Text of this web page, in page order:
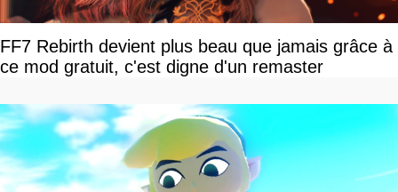
FF7 Rebirth devient plus beau que jamais grâce à
ce mod gratuit, c'est digne d'un remaster